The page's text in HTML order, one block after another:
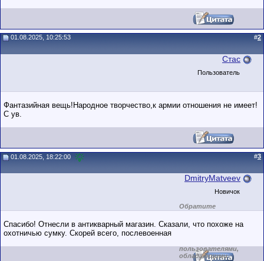
01.08.2025, 10:25:53 #2
Стас
Пользователь
Фантазийная вещь!Народное творчество,к армии отношения не имеет!
С ув.
01.08.2025, 18:22:00 #3
DmitryMatveev
Новичок
Обратите
внимание на
пользователя на
пользователями,
обладающими
Спасибо! Отнесли в антикварный магазин. Сказали, что похоже на
охотничью сумку. Скорей всего, послевоенная